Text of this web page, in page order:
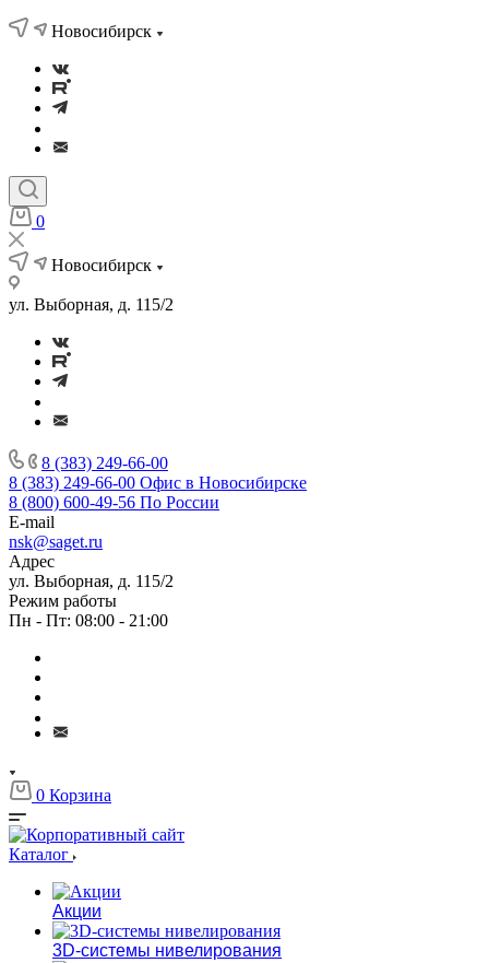
Новосибирск
0
Новосибирск
ул. Выборная, д. 115/2
8 (383) 249-66-00
8 (383) 249-66-00 Офис в Новосибирске
8 (800) 600-49-56 По России
E-mail
nsk@saget.ru
Адрес
ул. Выборная, д. 115/2
Режим работы
Пн - Пт: 08:00 - 21:00
0 Корзина
Каталог
Акции
3D-системы нивелирования